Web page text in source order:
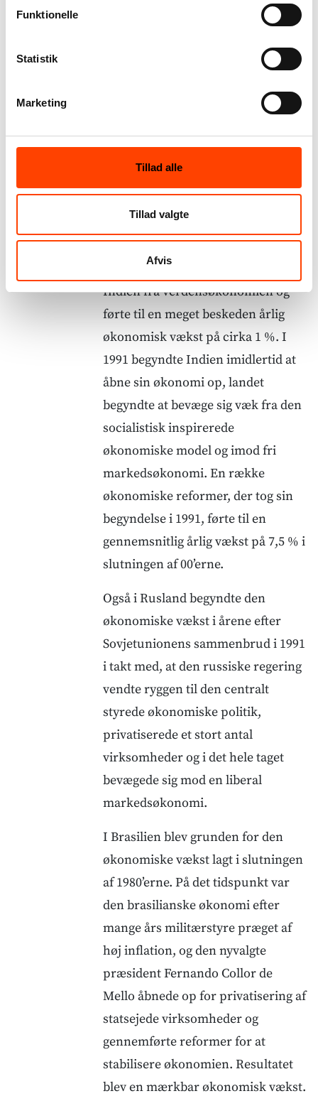
Funktionelle
Statistik
Marketing
Tillad alle
Tillad valgte
Afvis
international økonomisk politik,
der dog stadig i høj grad er styret af
vækst i 1991, da den daværende
finansminister Manmohan Singh,
Indiens selvstændighed fra
Storbritannien i 1947 havde Indien
dyrket en kommunistisk inspireret
økonomisk politik, der isolerede
Indien fra verdensøkonomien og
førte til en meget beskeden årlig
økonomisk vækst på cirka 1 %. I
1991 begyndte Indien imidlertid at
åbne sin økonomi op, landet
begyndte at bevæge sig væk fra den
socialistisk inspirerede
økonomiske model og imod fri
markedsøkonomi. En række
økonomiske reformer, der tog sin
begyndelse i 1991, førte til en
gennemsnitlig årlig vækst på 7,5 % i
slutningen af 00’erne.
Også i Rusland begyndte den
økonomiske vækst i årene efter
Sovjetunionens sammenbrud i 1991
i takt med, at den russiske regering
vendte ryggen til den centralt
styrede økonomiske politik,
privatiserede et stort antal
virksomheder og i det hele taget
bevægede sig mod en liberal
markedsøkonomi.
I Brasilien blev grunden for den
økonomiske vækst lagt i slutningen
af 1980’erne. På det tidspunkt var
den brasilianske økonomi efter
mange års militærstyre præget af
høj inflation, og den nyvalgte
præsident Fernando Collor de
Mello åbnede op for privatisering af
statsejede virksomheder og
gennemførte reformer for at
stabilisere økonomien. Resultatet
blev en mærkbar økonomisk vækst.